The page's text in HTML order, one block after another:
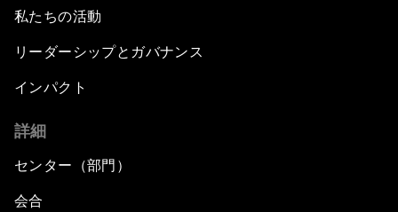
私たちの活動
リーダーシップとガバナンス
インパクト
詳細
センター（部門）
会合